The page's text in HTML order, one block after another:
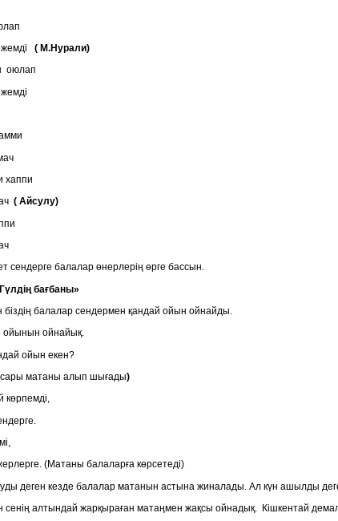
( М.Нурали)
оюлап
хаппи
( Айсулу)
сендерге балалар өнерлерің өрге бассын.
бағбаны»
біздің балалар сендермен қандай ойын ойнайды.
ойынын ойнайық.
ойын екен?
сары матаны алып шығады)
(Матаны балаларға көрсетеді)
деген кезде балалар матанын астына жиналады. Ал күн ашылды
сенің алтындай жарқыраған матаңмен жақсы ойнадық. Кішкентай